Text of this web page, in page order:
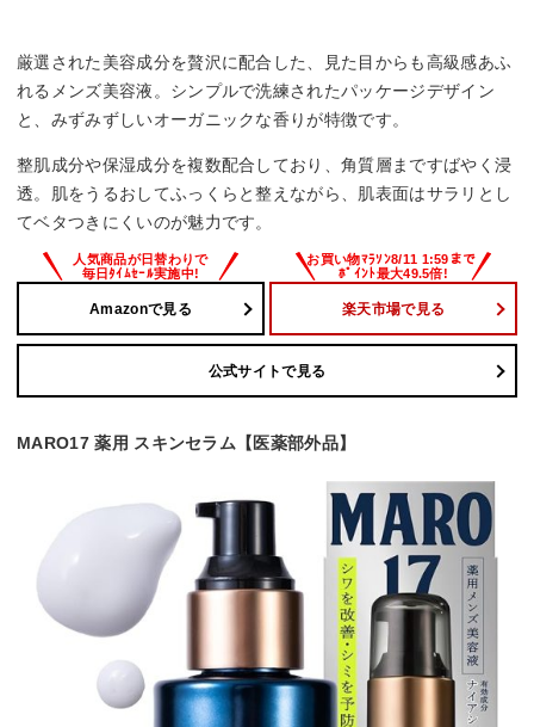
厳選された美容成分を贅沢に配合した、見た目からも高級感あふ
れるメンズ美容液。シンプルで洗練されたパッケージデザイン
と、みずみずしいオーガニックな香りが特徴です。
整肌成分や保湿成分を複数配合しており、角質層まですばやく浸
透。肌をうるおしてふっくらと整えながら、肌表面はサラリとし
てベタつきにくいのが魅力です。
Amazonで見る 楽天市場で見る
公式サイトで見る
MARO17 薬用 スキンセラム【医薬部外品】